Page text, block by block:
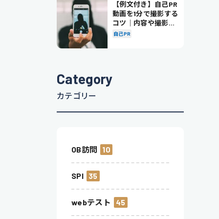
【例文付き】自己PR
動画を1分で撮影する
コツ｜内容や撮影の
ポイントも解説
自己PR
Category
カテゴリー
OB訪問 10
SPI 35
webテスト 45